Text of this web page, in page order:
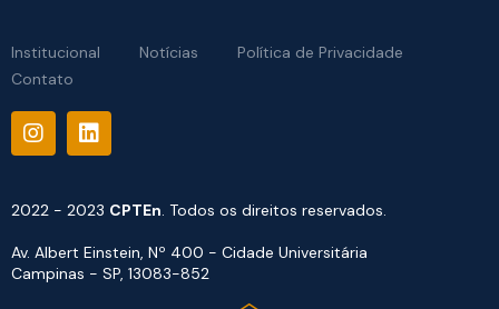
Institucional Notícias
Política de Privacidade
Contato
2022 - 2023 CPTEn. Todos os direitos reservados.
Av. Albert Einstein, Nº 400 - Cidade Universitária
Campinas - SP, 13083-852